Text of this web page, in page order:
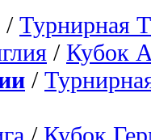
/ Турнирная
/ Кубок
/
/ Кубок